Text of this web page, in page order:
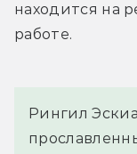
находится на
работе.
Рингил